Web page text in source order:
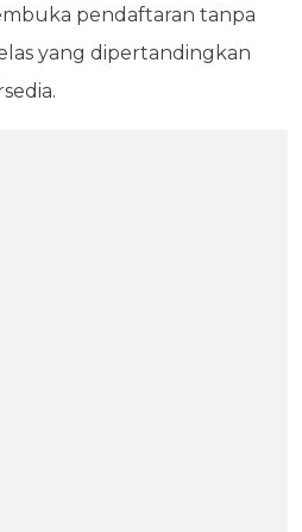
pendaftaran tanpa
yang dipertandingkan